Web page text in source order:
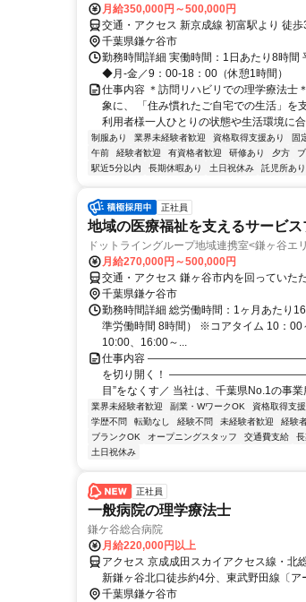
月給350,000円～500,000円
交通・アクセス 新京成線 初富駅より 徒歩
千葉県鎌ケ谷市
勤務時間詳細 実働時間：1日あたり8時間
◆月-金／9：00-18：00（休憩1時間）
仕事内容 ＊訪問リハビリでの理学療法士
象に、 「住み慣れたご自宅での生活」を
利用者様一人ひとりの状態や生活環境に
制服あり 業界未経験者歓迎 資格取得支援あり 固
午前
経験者歓迎 有資格者歓迎 研修あり 夕方
駅近5分以内
長期休暇あり 土日祝休み 託児所あり
正社員
地域の医療福祉を支えるサービ
ドットライングループ地域連携室<鎌ヶ谷エ
月給270,000円～500,000円
交通・アクセス 鎌ヶ谷市内を回っていた
千葉県鎌ケ谷市
勤務時間詳細 総労働時間：1ヶ月あたり
準労働時間 8時間） ※コアタイム 10：
10:00、16:00～...
仕事内容
を切り開く！
目”をなくす／ 当社は、千葉県No.1の事業
業界未経験者歓迎 副業・WワークOK 資格取得支
学歴不問
転勤なし 経験不問 未経験者歓迎 経験
ブランクOK
オープニングスタッフ 交通費支給
土日祝休み
正社員
一般病院の理学療法士
鎌ケ谷総合病院
月給220,000円以上
アクセス 京成成田スカイアクセス線・北
新鎌ヶ谷北口徒歩約4分、東武野田線〔
武)徒歩約5分 新鎌ヶ谷駅（東武野田線）
千葉県鎌ケ谷市